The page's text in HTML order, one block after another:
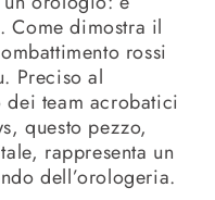
Come dimostra il
rossi
Preciso al
team acrobatici
questo pezzo,
rappresenta un
dell’orologeria.